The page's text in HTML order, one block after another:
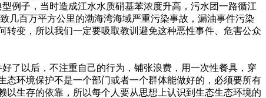
例子，当时造成江水水质硝基苯浓度升高，污水团一路循江
几百万平方公里的渤海湾海域严重污染事故，漏油事件污染
变，所以我们一定要吸取教训避免这种恶性事件、危害公众
了以后，不注重自己的行为，铺张浪费，用一次性餐具，穿
环境保护不是一个部门或者一个群体能做好的，必须要所有
生存的依靠，所以每个人要从思想上认识到生态生态环境的